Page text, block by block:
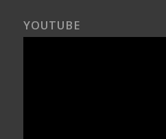
YOUTUBE